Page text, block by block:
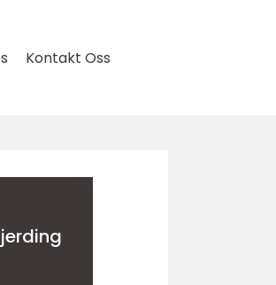
Kontakt Oss